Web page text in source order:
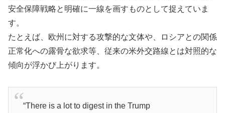
安全保障戦略と明確に一線を画すものとして捉えていま
す。
たとえば、欧州に対する攻撃的な文体や、ロシアとの関係
正常化への露骨な欲求等、従来の米外交路線とは対照的な
傾向が浮かび上がります。
“There is a lot to digest in the Trump